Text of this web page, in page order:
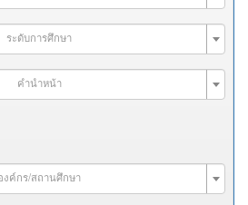
ระดับการศึกษา
คำนำหน้า
งค์กร/สถานศึกษา